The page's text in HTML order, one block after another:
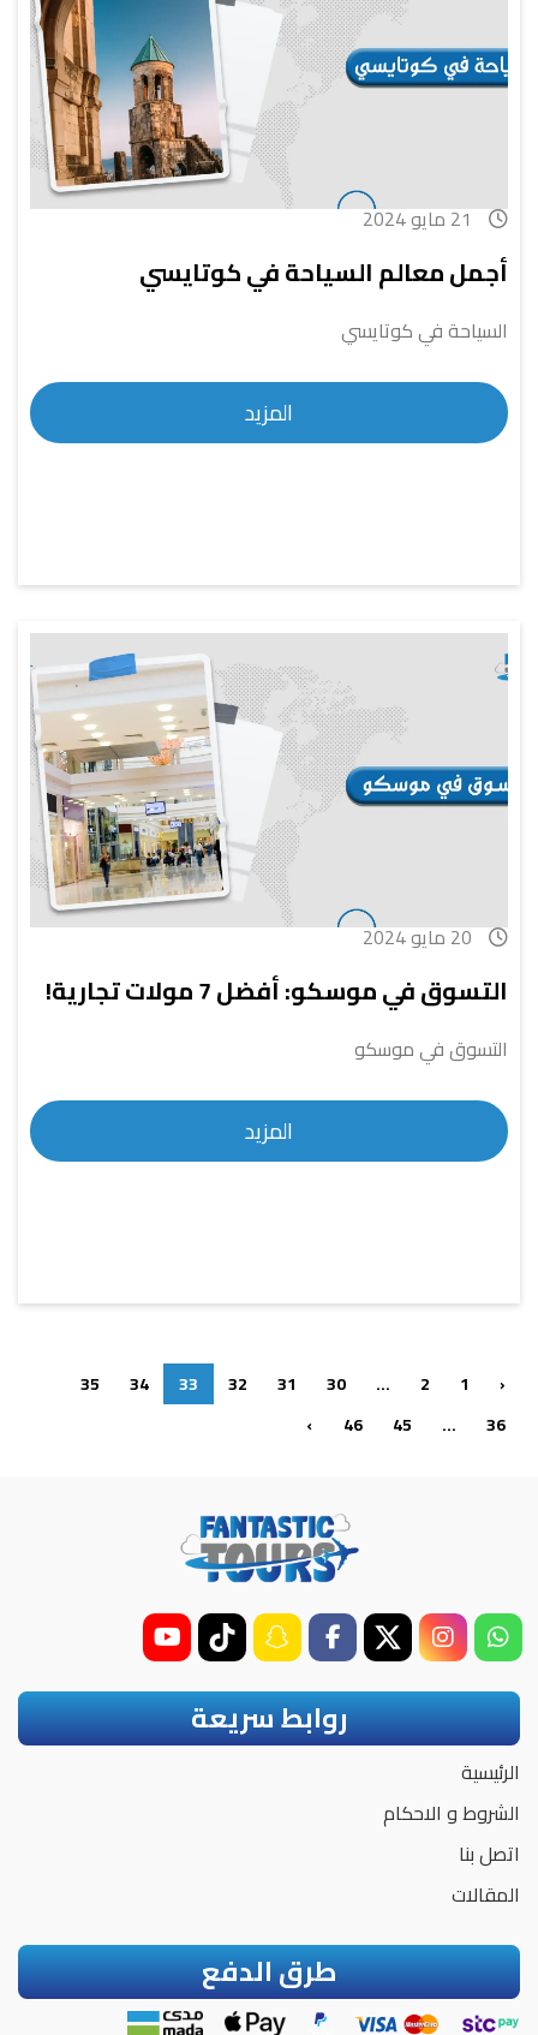
21 مايو 2024
أجمل معالم السياحة في كوتايسي
السياحة في كوتايسي
المزيد
20 مايو 2024
التسوق في موسكو: أفضل 7 مولات تجارية!
التسوق في موسكو
المزيد
‹
1
2
...
30
31
32
33
34
35
36
...
45
46
›
روابط سريعة
الرئيسية
الشروط و الاحكام
اتصل بنا
المقالات
طرق الدفع